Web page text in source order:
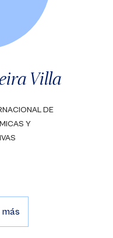
Villa
DE
Y
más